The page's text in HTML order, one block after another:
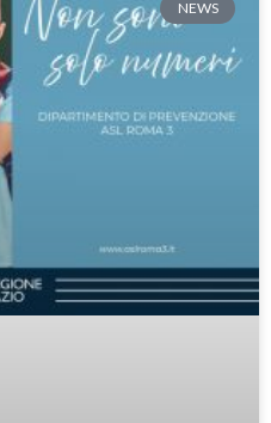
NEWS